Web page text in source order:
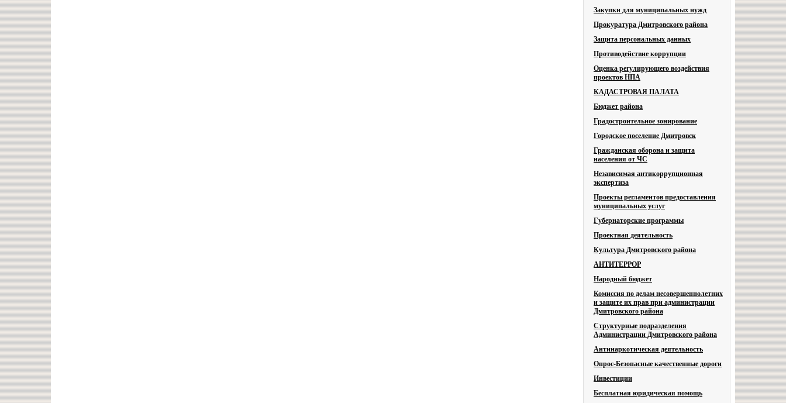
Закупки для муниципальных нужд
Прокуратура Дмитровского района
Защита персональных данных
Противодействие коррупции
Оценка регулирующего воздействия
проектов НПА
КАДАСТРОВАЯ ПАЛАТА
Бюджет района
Градостроительное зонирование
Городское поселение Дмитровск
Гражданская оборона и защита
населения от ЧС
Независимая антикоррупционная
экспертиза
Проекты регламентов предоставления
муниципальных услуг
Губернаторские программы
Проектная деятельность
Культура Дмитровского района
АНТИТЕРРОР
Народный бюджет
Комиссия по делам несовершеннолетних
и защите их прав при администрации
Дмитровского района
Структурные подразделения
Администрации Дмитровского района
Антинаркотическая деятельность
Опрос-Безопасные качественные дороги
Инвестиции
Бесплатная юридическая помощь